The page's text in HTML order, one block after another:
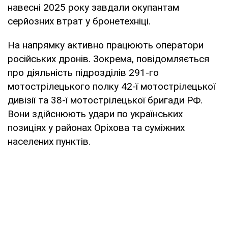
навесні 2025 року завдали окупантам
серйозних втрат у бронетехніці.
На напрямку активно працюють оператори
російських дронів. Зокрема, повідомляється
про діяльність підрозділів 291-го
мотострілецького полку 42-ї мотострілецької
дивізії та 38-ї мотострілецької бригади РФ.
Вони здійснюють удари по українських
позиціях у районах Оріхова та суміжних
населених пунктів.